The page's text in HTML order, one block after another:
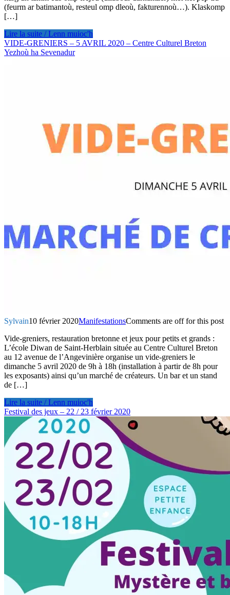
(feurm ar batimantoù, resteul omp dleoù, fakturennoù…). Klaskomp
[…]
Lire la suite / Lenn muioc'h
VIDE-GRENIERS – 5 AVRIL 2020 – Centre Culturel Breton
Yezhoù ha Sevenadur
Sylvain10 février 2020ManifestationsComments are off for this post
Vide-greniers, restauration bretonne et jeux pour petits et grands :
L’école Diwan de Saint-Herblain située au Centre Culturel Breton
au 12 avenue de l’Angevinière organise un vide-greniers le
dimanche 5 avril 2020 de 9h à 18h (installation à partir de 8h pour
les exposants) ainsi qu’un marché de créateurs. Un bar et un stand
de […]
Lire la suite / Lenn muioc'h
Festival des jeux – 22 / 23 février 2020